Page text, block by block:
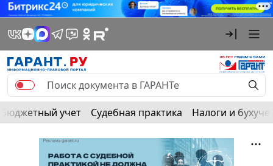
Бюджетный учет Судебная практика Налоги и